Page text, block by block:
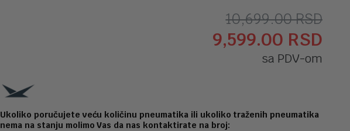
10,699.00RSD
9,599.00 RSD
sa PDV-om
Ukoliko poručujete veću količinu pneumatika ili ukoliko traženih pneumatika
nema na stanju molimo Vas da nas kontaktirate na broj: